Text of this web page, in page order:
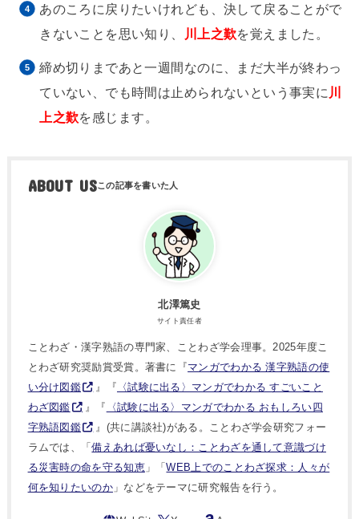
あのころに戻りたいけれども、決して戻ることがで
きないことを思い知り、
川上之歎を覚えました。
締め切りまであと一週間なのに、まだ大半が終わっ
ていない、でも時間は止められないという事実に 川
上之歎を感じます。
ABOUT US
北澤篤史
サイト責任者
ことわざ・漢字熟語の専門家、ことわざ学会理事。2025年度こ
とわざ研究奨励賞受賞。著書に『マンガでわかる 漢字熟語の使
い分け図鑑
』『 〈試験に出る〉マンガでわかる すごいこと
わざ図鑑
』『
〈試験に出る〉マンガでわかる おもしろい四
字熟語図鑑
』(共に講談社)がある。ことわざ学会研究フォー
ラムでは、「備えあれば憂いなし：ことわざを通して意識づけ
る災害時の命を守る知恵」「WEB上でのことわざ探求：人々が
何を知りたいのか」などをテーマに研究報告を行う。